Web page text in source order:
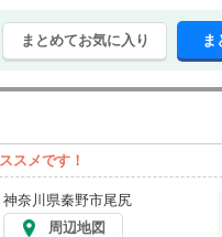
まとめてお気に入り ま
スメです！
神奈川県秦野市尾尻
周辺地図